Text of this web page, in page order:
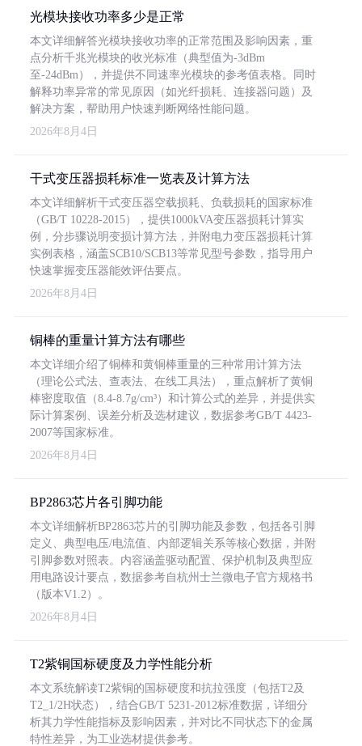
光模块接收功率多少是正常
本文详细解答光模块接收功率的正常范围及影响因素，重
点分析千兆光模块的收光标准（典型值为-3dBm
至-24dBm），并提供不同速率光模块的参考值表格。同时
解释功率异常的常见原因（如光纤损耗、连接器问题）及
解决方案，帮助用户快速判断网络性能问题。
2026年8月4日
干式变压器损耗标准一览表及计算方法
本文详细解析干式变压器空载损耗、负载损耗的国家标准
（GB/T 10228-2015），提供1000kVA变压器损耗计算实
例，分步骤说明变损计算方法，并附电力变压器损耗计算
实例表格，涵盖SCB10/SCB13等常见型号参数，指导用户
快速掌握变压器能效评估要点。
2026年8月4日
铜棒的重量计算方法有哪些
本文详细介绍了铜棒和黄铜棒重量的三种常用计算方法
（理论公式法、查表法、在线工具法），重点解析了黄铜
棒密度取值（8.4-8.7g/cm³）和计算公式的差异，并提供实
际计算案例、误差分析及选材建议，数据参考GB/T 4423-
2007等国家标准。
2026年8月4日
BP2863芯片各引脚功能
本文详细解析BP2863芯片的引脚功能及参数，包括各引脚
定义、典型电压/电流值、内部逻辑关系等核心数据，并附
引脚参数对照表。内容涵盖驱动配置、保护机制及典型应
用电路设计要点，数据参考自杭州士兰微电子官方规格书
（版本V1.2）。
2026年8月4日
T2紫铜国标硬度及力学性能分析
本文系统解读T2紫铜的国标硬度和抗拉强度（包括T2及
T2_1/2H状态），结合GB/T 5231-2012标准数据，详细分
析其力学性能指标及影响因素，并对比不同状态下的金属
特性差异，为工业选材提供参考。